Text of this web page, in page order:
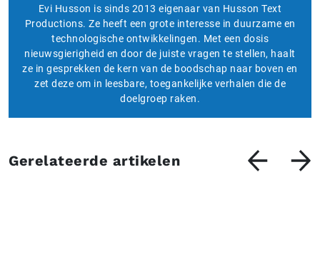
Evi Husson is sinds 2013 eigenaar van Husson Text
Productions. Ze heeft een grote interesse in duurzame en
technologische ontwikkelingen. Met een dosis
nieuwsgierigheid en door de juiste vragen te stellen, haalt
ze in gesprekken de kern van de boodschap naar boven en
zet deze om in leesbare, toegankelijke verhalen die de
doelgroep raken.
Gerelateerde artikelen